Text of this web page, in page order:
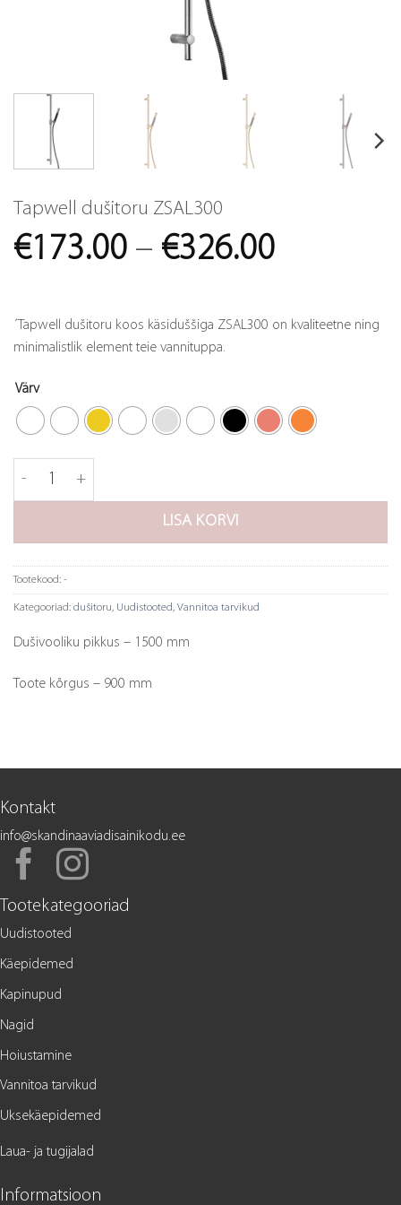
Tapwell dušitoru ZSAL300
€173.00 – €326.00Price
€173.00
´Tapwell dušitoru koos käsiduššiga ZSAL300 on kvaliteetne ning
minimalistlik element teie vannituppa.
Värv
Tapwell dušitoru ZSAL300 kogus
LISA KORVI
Tootekood: -
Kategooriad: dušitoru, Uudistooted, Vannitoa tarvikud
Dušivooliku pikkus – 1500 mm
Toote kõrgus – 900 mm
Kontakt
info@skandinaaviadisainikodu.ee
Tootekategooriad
Uudistooted
Käepidemed
Kapinupud
Nagid
Hoiustamine
Vannitoa tarvikud
Uksekäepidemed
Laua- ja tugijalad
Informatsioon